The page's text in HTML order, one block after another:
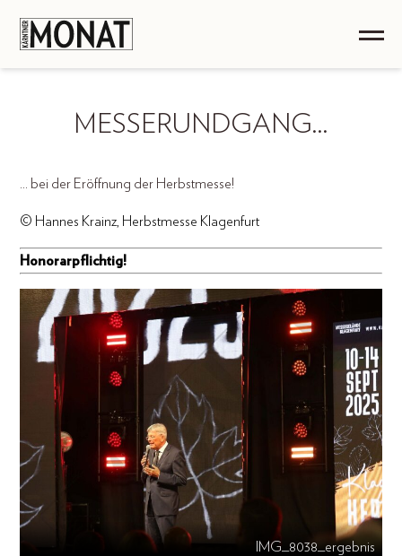
MESSERUNDGANG…
... bei der Eröffnung der Herbstmesse!
© Hannes Krainz, Herbstmesse Klagenfurt
Honorarpflichtig!
IMG_8038_ergebnis